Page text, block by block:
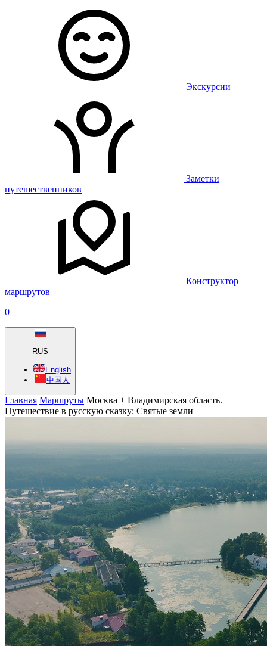
Экскурсии
Заметки
путешественников
Конструктор
маршрутов
0
RUS
English
中国人
Главная Маршруты Москва + Владимирская область.
Путешествие в русскую сказку: Святые земли